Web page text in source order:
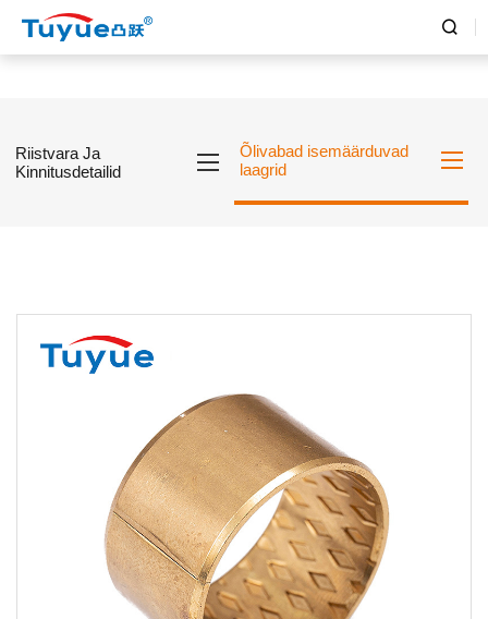

Riistvara Ja
Kinnitusdetailid
Õlivabad isemäärduvad
laagrid